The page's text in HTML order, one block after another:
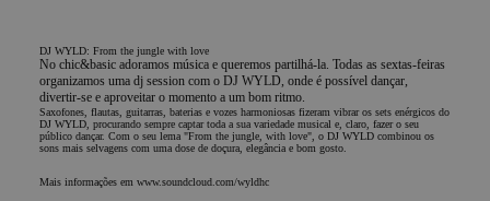
DJ WYLD: From the jungle with love
No chic&basic adoramos música e queremos partilhá-la. Todas as sextas-feiras
organizamos uma dj session com o DJ WYLD, onde é possível dançar,
divertir-se e aproveitar o momento a um bom ritmo.
Saxofones, flautas, guitarras, baterias e vozes harmoniosas fizeram vibrar os sets enérgicos do
DJ WYLD, procurando sempre captar toda a sua variedade musical e, claro, fazer o seu
público dançar. Com o seu lema "From the jungle, with love", o DJ WYLD combinou os
sons mais selvagens com uma dose de doçura, elegância e bom gosto.
Mais informações em www.soundcloud.com/wyldhc